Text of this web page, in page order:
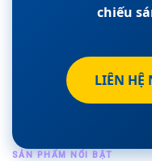
chiếu
LIÊN HỆ
SẢN PHẨM NỔI BẬT